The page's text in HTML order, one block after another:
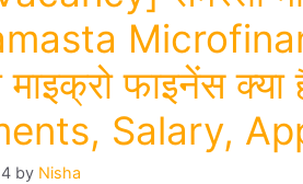
माइक्रो फाइनेंस
Salary,
by Nisha